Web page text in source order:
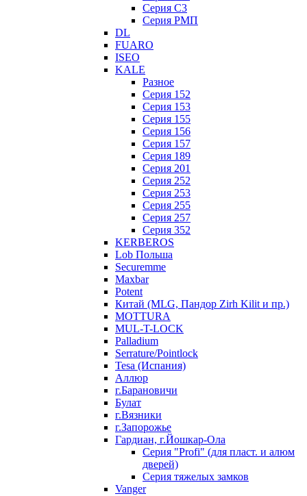
Серия С3
Серия РМП
DL
FUARO
ISEO
KALE
Разное
Серия 152
Серия 153
Серия 155
Серия 156
Серия 157
Серия 189
Серия 201
Серия 252
Серия 253
Серия 255
Серия 257
Серия 352
KERBEROS
Lob Польша
Securemme
Maxbar
Potent
Китай (MLG, Пандор Zirh Kilit и пр.)
MOTTURA
MUL-T-LOCK
Palladium
Serrature/Pointlock
Tesa (Испания)
Аллюр
г.Барановичи
Булат
г.Вязники
г.Запорожье
Гардиан, г.Йошкар-Ола
Серия "Profi" (для пласт. и алюм
дверей)
Серия тяжелых замков
Vanger